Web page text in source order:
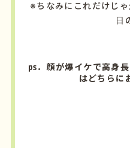
※ちなみにこれだけじ
日
㎰．顔が爆イケで高身
はどちらに